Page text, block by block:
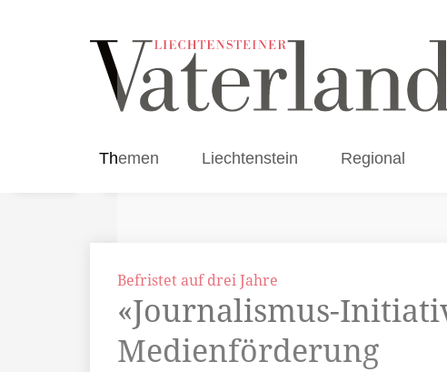
Themen Liechtenstein Regional
Befristet auf drei Jahre
«Journalismus-
Medienförderung